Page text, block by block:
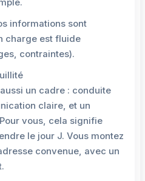
informations sont
charge est fluide
contraintes).
un cadre : conduite
claire, et un
vous, cela signifie
le jour J. Vous montez
convenue, avec un